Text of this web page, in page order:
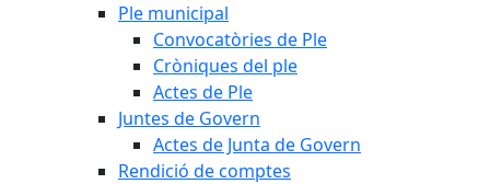
Ple municipal
Convocatòries de Ple
Cròniques del ple
Actes de Ple
Juntes de Govern
Actes de Junta de Govern
Rendició de comptes